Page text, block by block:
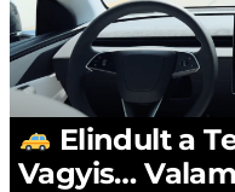
Elindult a
Vagyis…